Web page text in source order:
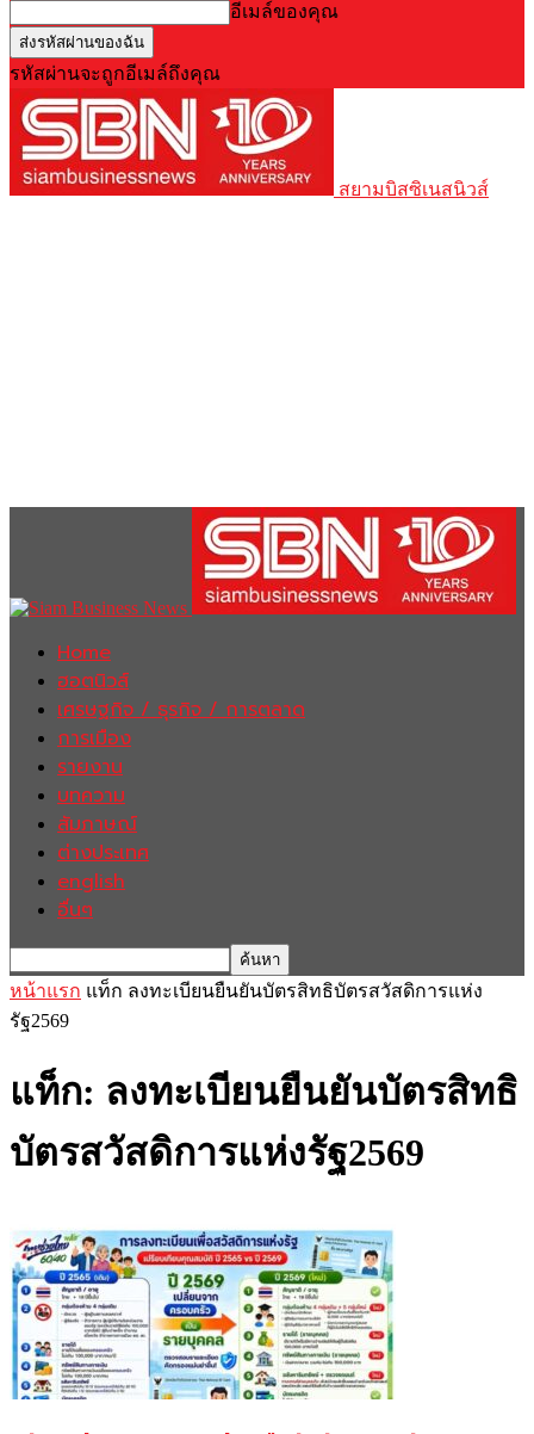
อีเมล์ของคุณ
รหัสผ่านจะถูกอีเมล์ถึงคุณ
สยามบิสซิเนสนิวส์
Home
ฮอตนิวส์
เศรษฐกิจ / ธุรกิจ / การตลาด
การเมือง
รายงาน
บทความ
สัมภาษณ์
ต่างประเทศ
english
อื่นๆ
หน้าแรก แท็ก ลงทะเบียนยืนยันบัตรสิทธิบัตรสวัสดิการแห่ง
รัฐ2569
แท็ก: ลงทะเบียนยืนยันบัตรสิทธิ
บัตรสวัสดิการแห่งรัฐ2569